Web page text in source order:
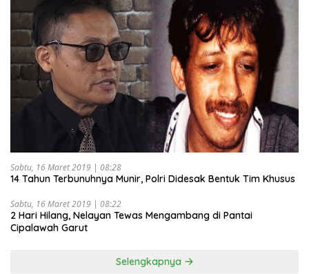
Sabtu, 16 Maret 2019 | 08:28
14 Tahun Terbunuhnya Munir, Polri Didesak Bentuk Tim Khusus
Sabtu, 16 Maret 2019 | 08:22
2 Hari Hilang, Nelayan Tewas Mengambang di Pantai
Cipalawah Garut
Selengkapnya